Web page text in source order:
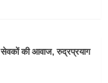
सेवकों की आवाज, रुद्रप्रयाग